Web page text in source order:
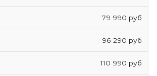
79 990 руб
96 290 руб
110 990 руб